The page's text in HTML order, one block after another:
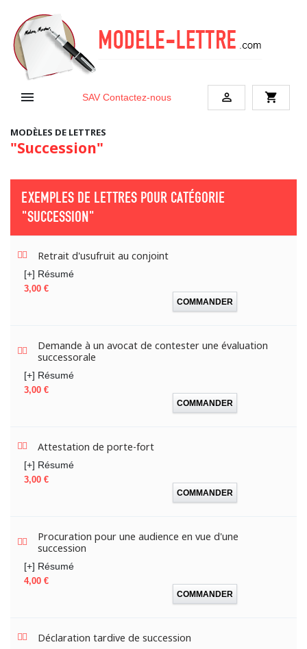
 SAV Contactez-nous  shopping_cart
MODÈLES DE LETTRES
"Succession"
EXEMPLES DE LETTRES POUR CATÉGORIE
"SUCCESSION"
Retrait d'usufruit au conjoint
[+] Résumé
Prix
3,00 €
COMMANDER
Demande à un avocat de contester une évaluation
successorale
[+] Résumé
Prix
3,00 €
COMMANDER
Attestation de porte-fort
[+] Résumé
Prix
3,00 €
COMMANDER
Procuration pour une audience en vue d'une
succession
[+] Résumé
Prix
4,00 €
COMMANDER
Déclaration tardive de succession